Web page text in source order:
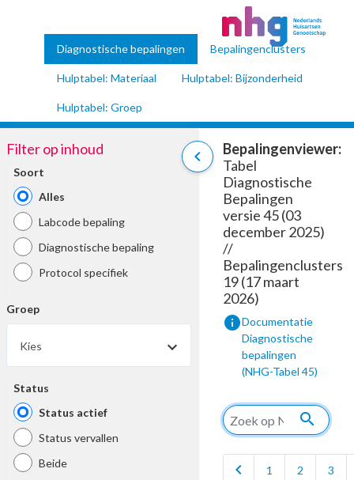
Diagnostische bepalingen Bepalingenclusters
Hulptabel: Materiaal Hulptabel: Bijzonderheid
Hulptabel: Groep
chevron_left
Filter op inhoud
Soort
Alles
Labcode bepaling
Diagnostische bepaling
Protocol specifiek
Groep
Kies
Status
Status actief
Status vervallen
Beide
Bepalingenviewer:
Tabel
Diagnostische
Bepalingen
versie 45 (03
december 2025)
//
Bepalingenclusters
19 (17 maart
2026)
infoDocumentatie
Diagnostische
bepalingen
(NHG-Tabel 45)
search
chevron_left 1 2 3